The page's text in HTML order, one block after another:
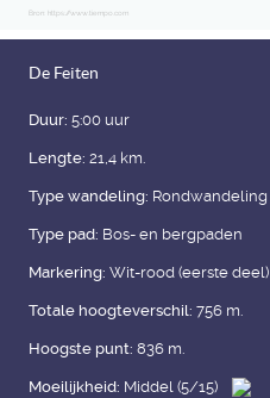
Bron: https://www.tiempo.com
De Feiten
Duur: 5:00 uur
Lengte: 21,4 km.
Type wandeling: Rondwandeling
Type pad: Bos- en bergpaden
Markering: Wit-rood (eerste deel)
Totale hoogteverschil: 756 m.
Hoogste punt: 836 m.
Moeilijkheid: Middel (5/15)